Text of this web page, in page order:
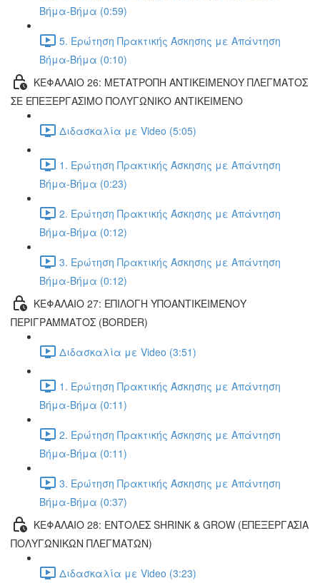
Βήμα-Βήμα (0:59)
5. Ερώτηση Πρακτικής Άσκησης με Απάντηση
Βήμα-Βήμα (0:10)
ΚΕΦΑΛΑΙΟ 26: ΜΕΤΑΤΡΟΠΗ ΑΝΤΙΚΕΙΜΕΝΟΥ ΠΛΕΓΜΑΤΟΣ
ΣΕ ΕΠΕΞΕΡΓΑΣΙΜΟ ΠΟΛΥΓΩΝΙΚΟ ΑΝΤΙΚΕΙΜΕΝΟ
Διδασκαλία με Video (5:05)
1. Ερώτηση Πρακτικής Άσκησης με Απάντηση
Βήμα-Βήμα (0:23)
2. Ερώτηση Πρακτικής Άσκησης με Απάντηση
Βήμα-Βήμα (0:12)
3. Ερώτηση Πρακτικής Άσκησης με Απάντηση
Βήμα-Βήμα (0:12)
ΚΕΦΑΛΑΙΟ 27: ΕΠΙΛΟΓΗ ΥΠΟΑΝΤΙΚΕΙΜΕΝΟΥ
ΠΕΡΙΓΡΑΜΜΑΤΟΣ (BORDER)
Διδασκαλία με Video (3:51)
1. Ερώτηση Πρακτικής Άσκησης με Απάντηση
Βήμα-Βήμα (0:11)
2. Ερώτηση Πρακτικής Άσκησης με Απάντηση
Βήμα-Βήμα (0:11)
3. Ερώτηση Πρακτικής Άσκησης με Απάντηση
Βήμα-Βήμα (0:37)
ΚΕΦΑΛΑΙΟ 28: ΕΝΤΟΛΕΣ SHRINK & GROW (ΕΠΕΞΕΡΓΑΣΙΑ
ΠΟΛΥΓΩΝΙΚΩΝ ΠΛΕΓΜΑΤΩΝ)
Διδασκαλία με Video (3:23)